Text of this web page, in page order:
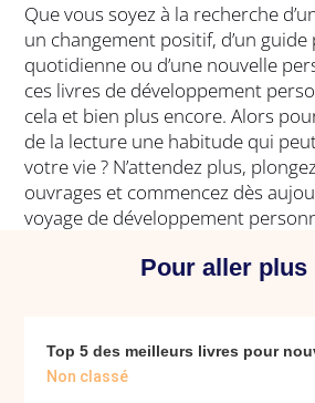
Que vous soyez à la recherche
un changement positif, d’un
quotidienne ou d’une nouvelle
ces livres de développement
cela et bien plus encore. Alors
de la lecture une habitude qui
votre vie ? N’attendez plus,
ouvrages et commencez dès
voyage de développement
Pour aller plus
Top 5 des meilleurs livres pour
Non classé